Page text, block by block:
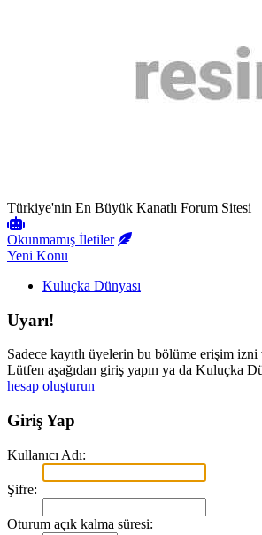
Türkiye'nin En Büyük Kanatlı Forum Sitesi
Okunmamış İletiler
Yeni Konu
Kuluçka Dünyası
Uyarı!
Sadece kayıtlı üyelerin bu bölüme erişim izni
Lütfen aşağıdan giriş yapın ya da Kuluçka
hesap oluşturun
Giriş Yap
Kullanıcı Adı:
Şifre:
Oturum açık kalma süresi: